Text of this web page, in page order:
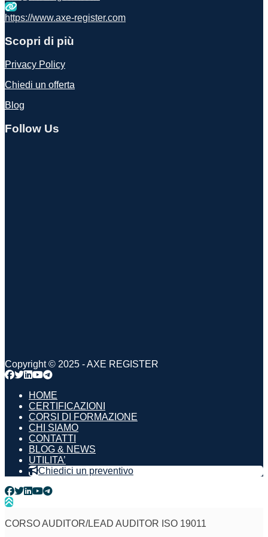
https://www.axe-register.com
Scopri di più
Privacy Policy
Chiedi un offerta
Blog
Follow Us
Copyright © 2025 - AXE REGISTER
Facebook
Twitter
LinkedIn
YouTube
Telegram
HOME
CERTIFICAZIONI
CORSI DI FORMAZIONE
CHI SIAMO
CONTATTI
BLOG & NEWS
UTILITA’
Chiedici un preventivo
Facebook
Twitter
LinkedIn
YouTube
Telegram
CORSO AUDITOR/LEAD AUDITOR ISO 19011